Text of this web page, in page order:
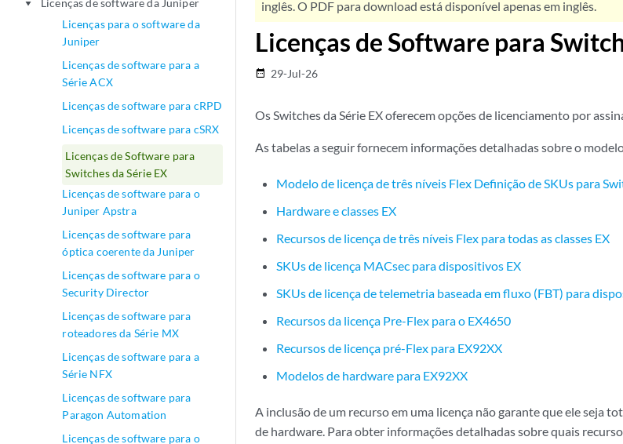
play_arrow
Licenças de software da Juniper
Licenças para o software da
Juniper
Licenças de software para a
Série ACX
Licenças de software para cRPD
Licenças de software para cSRX
Licenças de Software para
Switches da Série EX
Licenças de software para o
Juniper Apstra
Licenças de software para
óptica coerente da Juniper
Licenças de software para o
Security Director
Licenças de software para
roteadores da Série MX
Licenças de software para a
Série NFX
Licenças de software para
Paragon Automation
Licenças de software para o
inglês. O PDF para download está disponível apenas em inglês.
Licenças de Software para
date_range 29-Jul-26
Os Switches da Série EX oferecem opções de licenciamento por
As tabelas a seguir fornecem informações detalhadas sobre o
Modelo de licença de três níveis Flex Definição de SKUs para
Hardware e classes EX
Recursos de licença de três níveis Flex para todas as classes EX
SKUs de licença MACsec para dispositivos EX
SKUs de licença de telemetria baseada em fluxo (FBT) para
Recursos da licença Pre-Flex para o EX4650
Recursos de licença pré-Flex para EX92XX
Modelos de hardware para EX92XX
A inclusão de um recurso em uma licença não garante que ele seja
de hardware. Para obter informações detalhadas sobre quais